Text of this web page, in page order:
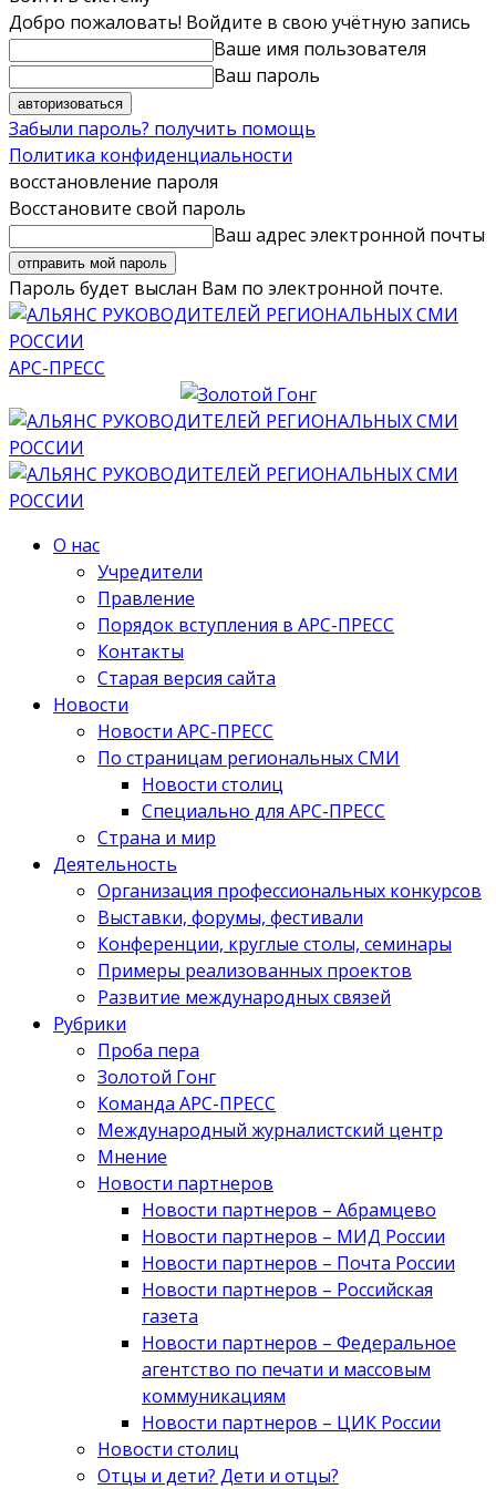
Добро пожаловать! Войдите в свою учётную запись
Ваше имя пользователя
Ваш пароль
Забыли пароль? получить помощь
Политика конфиденциальности
восстановление пароля
Восстановите свой пароль
Ваш адрес электронной почты
Пароль будет выслан Вам по электронной почте.
АРС-ПРЕСС
О нас
Учредители
Правление
Порядок вступления в АРС-ПРЕСС
Контакты
Старая версия сайта
Новости
Новости АРС-ПРЕСС
По страницам региональных СМИ
Новости столиц
Специально для АРС-ПРЕСС
Страна и мир
Деятельность
Организация профессиональных конкурсов
Выставки, форумы, фестивали
Конференции, круглые столы, семинары
Примеры реализованных проектов
Развитие международных связей
Рубрики
Проба пера
Золотой Гонг
Команда АРС-ПРЕСС
Международный журналистский центр
Мнение
Новости партнеров
Новости партнеров – Абрамцево
Новости партнеров – МИД России
Новости партнеров – Почта России
Новости партнеров – Российская
газета
Новости партнеров – Федеральное
агентство по печати и массовым
коммуникациям
Новости партнеров – ЦИК России
Новости столиц
Отцы и дети? Дети и отцы?